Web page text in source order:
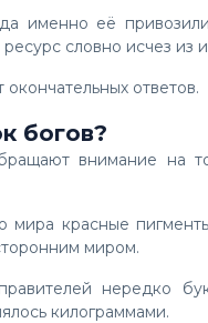
словно исчез из
окончательных ответов.
богов?
миром.
килограммами.